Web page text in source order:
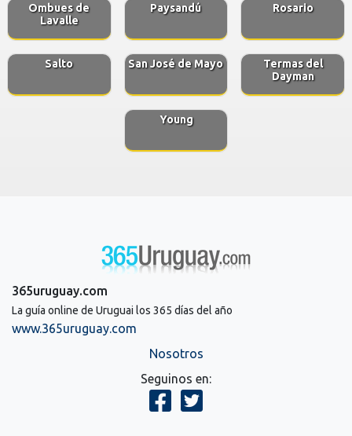
Ombues de
Lavalle
Paysandú Rosario
Salto San José de Mayo
Termas del
Dayman
Young
365uruguay.com
La guía online de Uruguai los 365 días del año
www.365uruguay.com
Nosotros
Seguinos en: